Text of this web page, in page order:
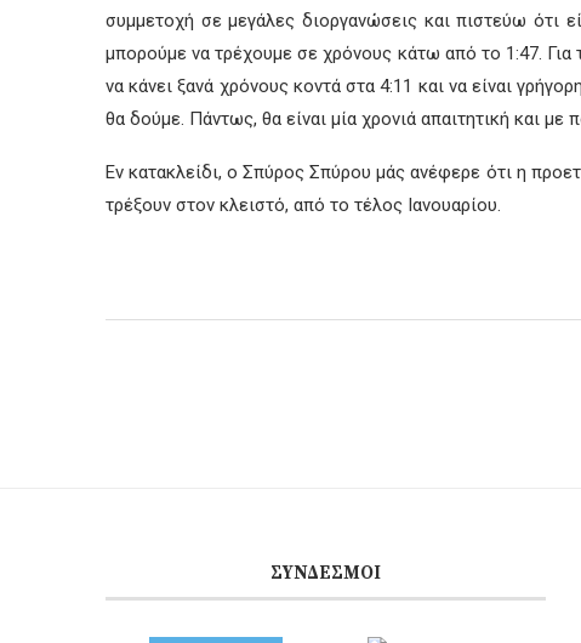
συμμετοχή σε μεγάλες διοργανώσεις και πιστεύω ότι
μπορούμε να τρέχουμε σε χρόνους κάτω από το 1:47. Για
να κάνει ξανά χρόνους κοντά στα 4:11 και να είναι
θα δούμε. Πάντως, θα είναι μία χρονιά απαιτητική και με
Εν κατακλείδι, ο Σπύρος Σπύρου μάς ανέφερε ότι η
τρέξουν στον κλειστό, από το τέλος Ιανουαρίου.
ΣΎΝΔΕΣΜΟΙ